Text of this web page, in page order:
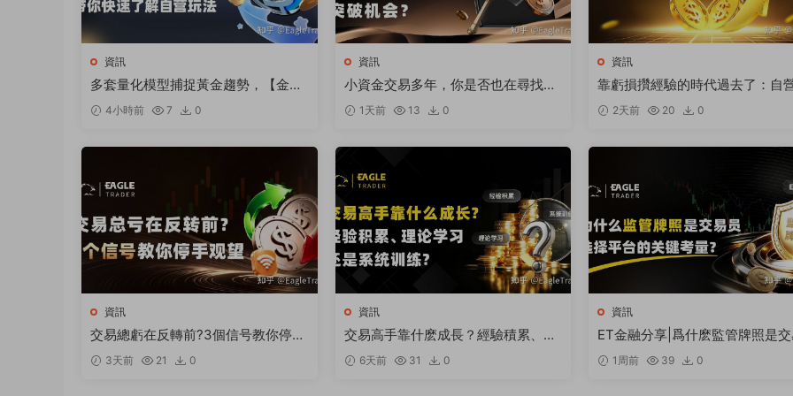
資訊
多套量化模型捕捉黃金趨勢，【金太
狼】何以跻身明星信号源榜單?
4小時前 7 0
資訊
小資金交易多年，你是否也在尋找突
破機會
1天前 13 0
資訊
靠虧損攢經驗的時代過去了：自
核正全面提速交易成長
2天前 20 0
資訊
交易總虧在反轉前?3個信号教你停手
觀望3天前 21 0
資訊
交易高手靠什麽成長？經驗積累、理
論學習還是系統訓練
6天前 31 0
資訊
ET金融分享|爲什麽監管牌照是
員選擇平台的關鍵考量
1周前 39 0